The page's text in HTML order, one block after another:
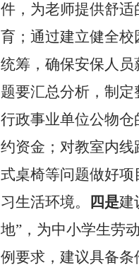
件，为老师提供舒
育 ；通过建立健全
统筹，确保安保人
题要汇总分析，制定
行政事业单位公物
约资金；对教室内线
式桌椅等问题做好
习生活环境。
四是建
地”，为中小学生劳
例要求，建议具备